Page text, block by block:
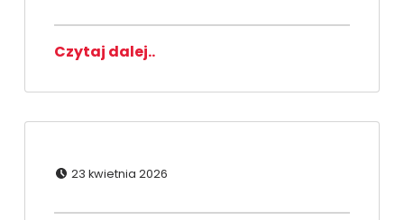
Czytaj dalej..
23 kwietnia 2026